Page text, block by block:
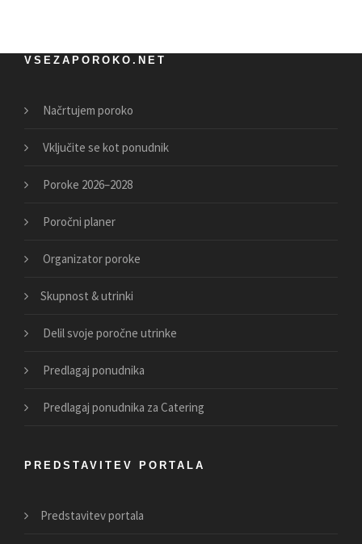
VSEZAPOROKO.NET
Načrtujem poroko
Vključite se kot ponudnik
Poroke 2026–2028
Poročni planer
Organizator poroke
Skupnost & utrinki
Delil svoje poročne utrinke
Predlagaj ponudnika
Predlagaj ponudnika za Catering
PREDSTAVITEV PORTALA
Predstavitev portala